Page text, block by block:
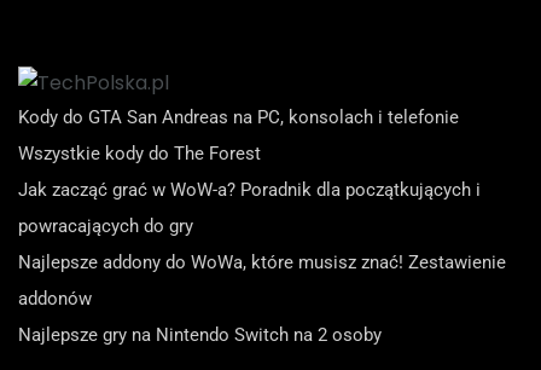
Kody do GTA San Andreas na PC, konsolach i telefonie
Wszystkie kody do The Forest
Jak zacząć grać w WoW-a? Poradnik dla początkujących i
powracających do gry
Najlepsze addony do WoWa, które musisz znać! Zestawienie
addonów
Najlepsze gry na Nintendo Switch na 2 osoby